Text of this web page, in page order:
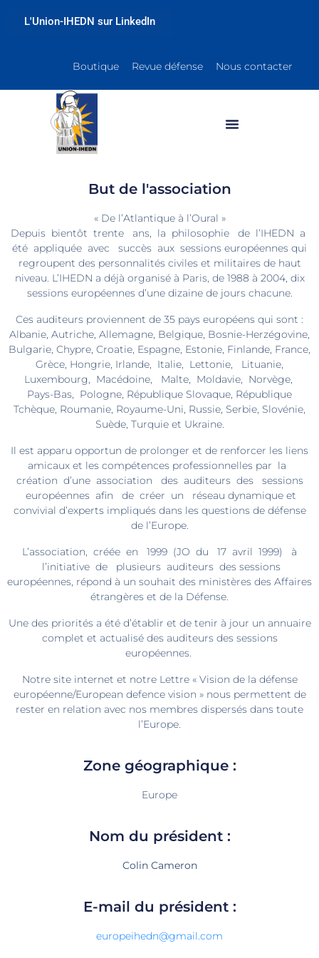
L'Union-IHEDN sur LinkedIn
Boutique Revue défense Nous contacter
But de l'association
« De l’Atlantique à l’Oural »
Depuis bientôt trente ans, la philosophie de l’IHEDN a
été appliquée avec succès aux sessions européennes qui
regroupent des personnalités civiles et militaires de haut
niveau. L’IHEDN a déjà organisé à Paris, de 1988 à 2004, dix
sessions européennes d’une dizaine de jours chacune.
Ces auditeurs proviennent de 35 pays européens qui sont :
Albanie, Autriche, Allemagne, Belgique, Bosnie-Herzégovine,
Bulgarie, Chypre, Croatie, Espagne, Estonie, Finlande, France,
Grèce, Hongrie, Irlande, Italie, Lettonie, Lituanie,
Luxembourg, Macédoine, Malte, Moldavie, Norvège,
Pays-Bas, Pologne, République Slovaque, République
Tchèque, Roumanie, Royaume-Uni, Russie, Serbie, Slovénie,
Suède, Turquie et Ukraine.
Il est apparu opportun de prolonger et de renforcer les liens
amicaux et les compétences professionnelles par la
création d’une association des auditeurs des sessions
européennes afin de créer un réseau dynamique et
convivial d’experts impliqués dans les questions de défense
de l’Europe.
L’association, créée en 1999 (JO du 17 avril 1999) à
l’initiative de plusieurs auditeurs des sessions
européennes, répond à un souhait des ministères des Affaires
étrangères et de la Défense.
Une des priorités a été d’établir et de tenir à jour un annuaire
complet et actualisé des auditeurs des sessions
européennes.
Notre site internet et notre Lettre « Vision de la défense
européenne/European defence vision » nous permettent de
rester en relation avec nos membres dispersés dans toute
l’Europe.
Zone géographique :
Europe
Nom du président :
Colin Cameron
E-mail du président :
europeihedn@gmail.com